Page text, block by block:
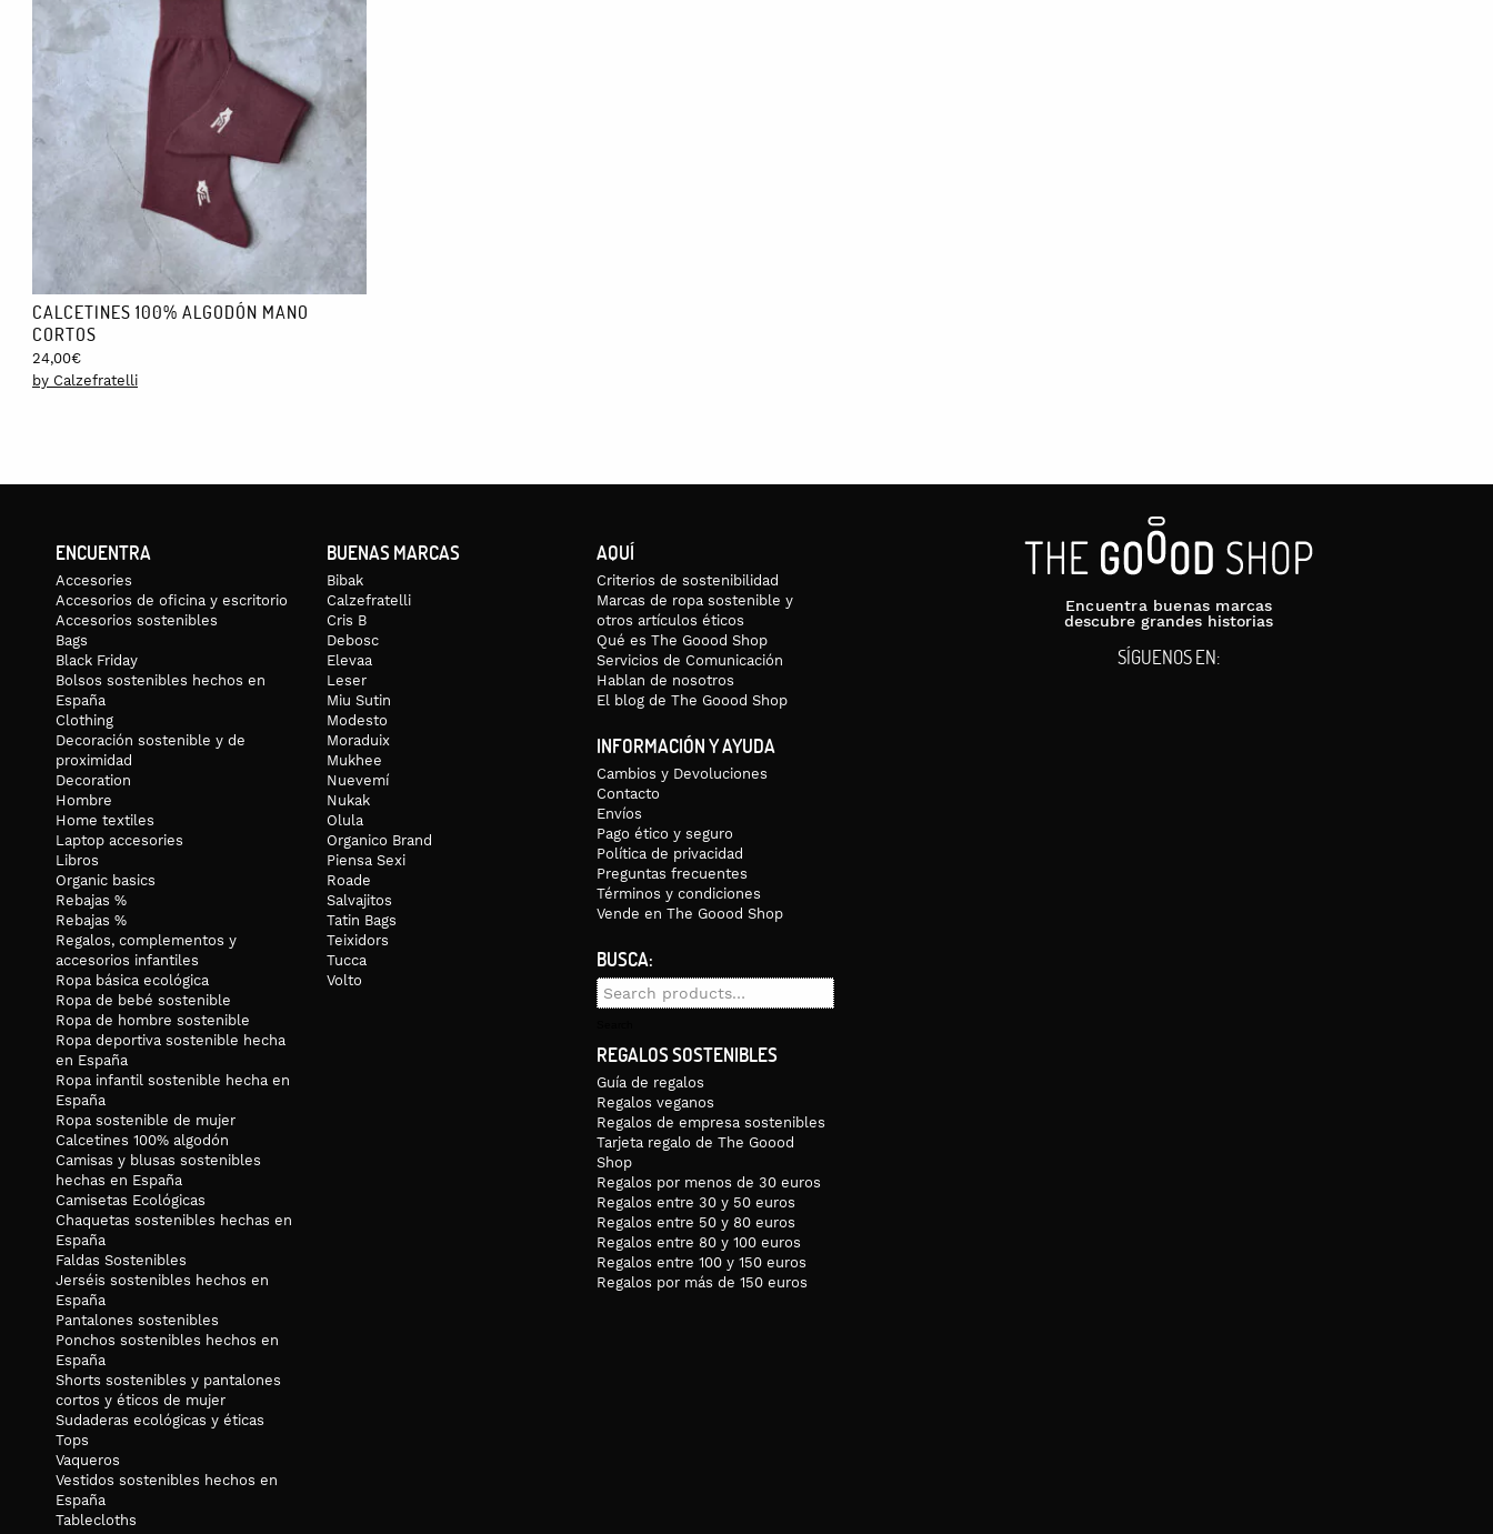
Los envíos están incluidos en España y tienen un coste de 10 euros en la UE. El pedido tarda unas 24 horas en prepararse y se entrega entre 3 y 14 días después. Te avisaremos una vez hagas tu
pedido.
CALCETINES 100% ALGODÓN MANO
CORTOS
24,00€
by Calzefratelli
ENCUENTRA
Accesories
Accesorios de oficina y escritorio
Accesorios sostenibles
Bags
Black Friday
Bolsos sostenibles hechos en
España
Clothing
Decoración sostenible y de
proximidad
Decoration
Hombre
Home textiles
Laptop accesories
Libros
Organic basics
Rebajas %
Rebajas %
Regalos, complementos y
accesorios infantiles
Ropa básica ecológica
Ropa de bebé sostenible
Ropa de hombre sostenible
Ropa deportiva sostenible hecha
en España
Ropa infantil sostenible hecha en
España
Ropa sostenible de mujer
Calcetines 100% algodón
Camisas y blusas sostenibles
hechas en España
Camisetas Ecológicas
Chaquetas sostenibles hechas en
España
Faldas Sostenibles
Jerséis sostenibles hechos en
España
Pantalones sostenibles
Ponchos sostenibles hechos en
España
Shorts sostenibles y pantalones
cortos y éticos de mujer
Sudaderas ecológicas y éticas
Tops
Vaqueros
Vestidos sostenibles hechos en
España
Tablecloths
BUENAS MARCAS
Bibak
Calzefratelli
Cris B
Debosc
Elevaa
Leser
Miu Sutin
Modesto
Moraduix
Mukhee
Nuevemí
Nukak
Olula
Organico Brand
Piensa Sexi
Roade
Salvajitos
Tatin Bags
Teixidors
Tucca
Volto
AQUÍ
Criterios de sostenibilidad
Marcas de ropa sostenible y
otros artículos éticos
Qué es The Goood Shop
Servicios de Comunicación
Hablan de nosotros
El blog de The Goood Shop
INFORMACIÓN Y AYUDA
Cambios y Devoluciones
Contacto
Envíos
Pago ético y seguro
Política de privacidad
Preguntas frecuentes
Términos y condiciones
Vende en The Goood Shop
BUSCA:
Search
REGALOS SOSTENIBLES
Guía de regalos
Regalos veganos
Regalos de empresa sostenibles
Tarjeta regalo de The Goood
Shop
Regalos por menos de 30 euros
Regalos entre 30 y 50 euros
Regalos entre 50 y 80 euros
Regalos entre 80 y 100 euros
Regalos entre 100 y 150 euros
Regalos por más de 150 euros
Encuentra buenas marcas
descubre grandes historias
SÍGUENOS EN: